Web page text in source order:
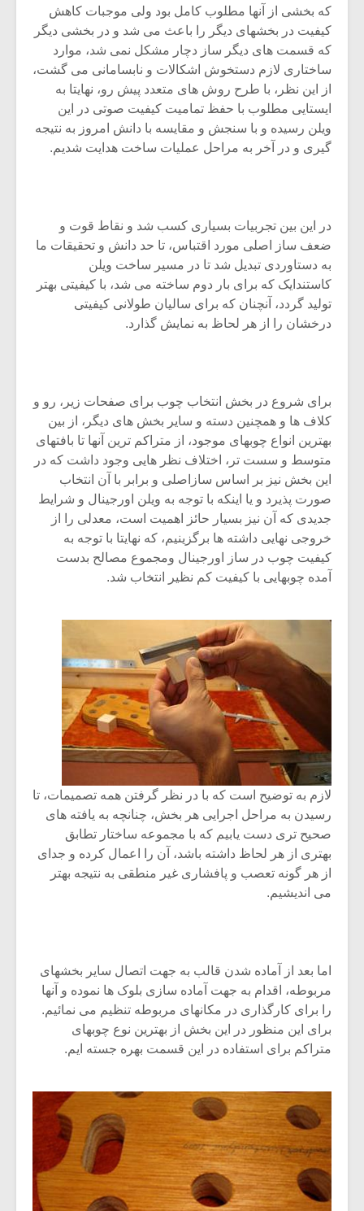
که بخشی از آنها مطلوب کامل بود ولی موجبات کاهش
کیفیت در بخشهای دیگر را باعث می شد و در بخشی دیگر
که قسمت های دیگر ساز دچار مشکل نمی شد، موارد
ساختاری لازم دستخوش اشکالات و نابسامانی می گشت،
از این نظر، با طرح روش های متعدد پیش رو، نهایتا به
ایستایی مطلوب با حفظ تمامیت کیفیت صوتی در این
ویلن رسیده و با سنجش و مقایسه با دانش امروز به نتیجه
گیری و در آخر به مراحل عملیات ساخت هدایت شدیم.
در این بین تجربیات بسیاری کسب شد و نقاط قوت و
ضعف ساز اصلی مورد اقتباس، تا حد دانش و تحقیقات ما
به دستاوردی تبدیل شد تا در مسیر ساخت ویلن
کاستندایک که برای بار دوم ساخته می شد، با کیفیتی بهتر
تولید گردد، آنچنان که برای سالیان طولانی کیفیتی
درخشان را از هر لحاظ به نمایش گذارد.
برای شروع در بخش انتخاب چوب برای صفحات زیر، رو و
کلاف ها و همچنین دسته و سایر بخش های دیگر، از بین
بهترین انواع چوبهای موجود، از متراکم ترین آنها تا بافتهای
متوسط و سست تر، اختلاف نظر هایی وجود داشت که در
این بخش نیز بر اساس سازاصلی و برابر با آن انتخاب
صورت پذیرد و یا اینکه با توجه به ویلن اورجینال و شرایط
جدیدی که آن نیز بسیار حائز اهمیت است، معدلی را از
خروجی نهایی داشته ها برگزینیم، که نهایتا با توجه به
کیفیت چوب در ساز اورجینال ومجموع مصالح بدست
آمده چوبهایی با کیفیت کم نظیر انتخاب شد.
لازم به توضیح است که با در نظر گرفتن همه تصمیمات، تا
رسیدن به مراحل اجرایی هر بخش، چنانچه به یافته های
صحیح تری دست یابیم که با مجموعه ساختار تطابق
بهتری از هر لحاظ داشته باشد، آن را اعمال کرده و جدای
از هر گونه تعصب و پافشاری غیر منطقی به نتیجه بهتر
می اندیشیم.
اما بعد از آماده شدن قالب به جهت اتصال سایر بخشهای
مربوطه، اقدام به جهت آماده سازی بلوک ها نموده و آنها
را برای کارگذاری در مکانهای مربوطه تنظیم می نمائیم.
برای این منظور در این بخش از بهترین نوع چوبهای
متراکم برای استفاده در این قسمت بهره جسته ایم.